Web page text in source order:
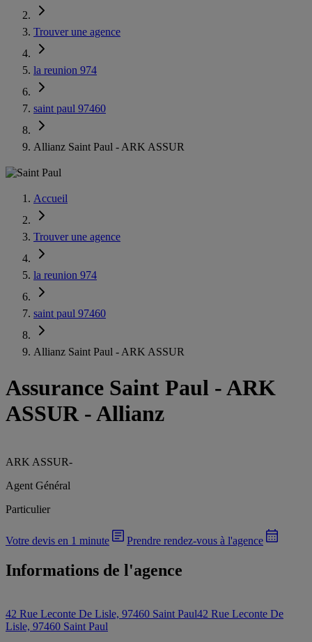
Trouver une agence
la reunion 974
saint paul 97460
Allianz Saint Paul - ARK ASSUR
Accueil
Trouver une agence
la reunion 974
saint paul 97460
Allianz Saint Paul - ARK ASSUR
Assurance Saint Paul -ARK
ASSUR - Allianz
ARK ASSUR-
Agent Général
Particulier
Votre devis en 1 minute Prendre rendez-vous à l'agence
Informations de l'agence
42 Rue Leconte De Lisle, 97460 Saint Paul42 Rue Leconte De
Lisle, 97460 Saint Paul